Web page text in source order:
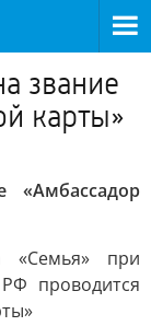
звание
карты»
«Амбассадор
«Семья» при
проводится